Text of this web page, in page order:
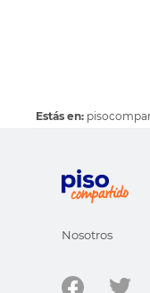
Estás en:
Nosotros